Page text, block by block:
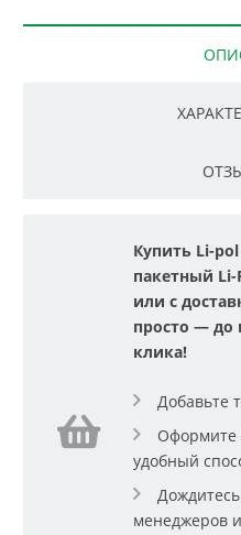
Купить Li-
пакетный
или с
просто — до
клика!
Добавьте
Оформите
удобный
менеджеров